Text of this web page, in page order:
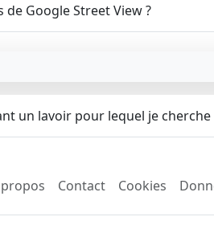
de Google Street View ?
un lavoir pour lequel je
Contact Cookies